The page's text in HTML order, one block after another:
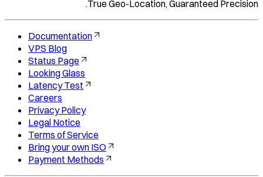
True Geo-Location, Guaranteed Precision.
Documentation
VPS Blog
Status Page
Looking Glass
Latency Test
Careers
Privacy Policy
Legal Notice
Terms of Service
Bring your own ISO
Payment Methods